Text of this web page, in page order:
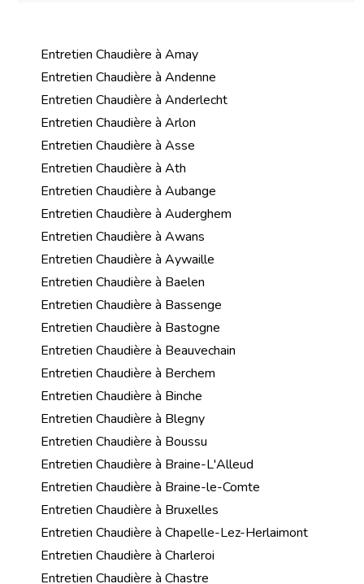
Entretien Chaudière à Amay
Entretien Chaudière à Andenne
Entretien Chaudière à Anderlecht
Entretien Chaudière à Arlon
Entretien Chaudière à Asse
Entretien Chaudière à Ath
Entretien Chaudière à Aubange
Entretien Chaudière à Auderghem
Entretien Chaudière à Awans
Entretien Chaudière à Aywaille
Entretien Chaudière à Baelen
Entretien Chaudière à Bassenge
Entretien Chaudière à Bastogne
Entretien Chaudière à Beauvechain
Entretien Chaudière à Berchem
Entretien Chaudière à Binche
Entretien Chaudière à Blegny
Entretien Chaudière à Boussu
Entretien Chaudière à Braine-L'Alleud
Entretien Chaudière à Braine-le-Comte
Entretien Chaudière à Bruxelles
Entretien Chaudière à Chapelle-Lez-Herlaimont
Entretien Chaudière à Charleroi
Entretien Chaudière à Chastre